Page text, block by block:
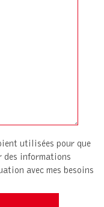
utilisées pour que
des informations
avec mes besoins